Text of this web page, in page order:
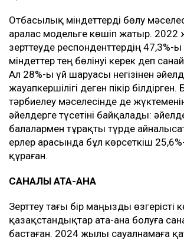
Отбасылық міндеттерді бөлу
аралас модельге көшіп жатыр. 2022
зерттеуде респонденттердің 47,3%-ы
міндеттер тең бөлінуі керек деп
Ал 28%-ы үй шаруасы негізінен
жауапкершілігі деген пікір
тәрбиелеу мәселесінде де жүктеменің
әйелдерге түсетіні байқалады:
балалармен тұрақты түрде
ерлер арасында бұл көрсеткіш
құраған.
САНАЛЫ АТА-АНА
Зерттеу тағы бір маңызды өзгерісті
қазақстандықтар ата-ана болуға
бастаған. 2024 жылы сауалнамаға